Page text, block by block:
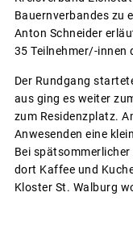
Bauernverbandes zu
Anton Schneider
35 Teilnehmer/-innen
Der Rundgang
aus ging es weiter
zum Residenzplatz.
Anwesenden eine
Bei
dort Kaffee und
Kloster St. Walburg